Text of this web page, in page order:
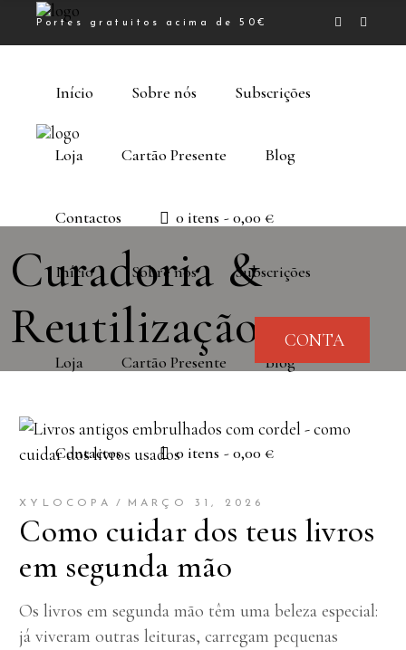
Portes gratuitos acima de 50€
Início Sobre nós Subscrições
Loja Cartão Presente Blog
Contactos 0 itens 0,00 €
CONTA
Início Sobre nós Subscrições
Loja Cartão Presente Blog
Contactos 0 itens 0,00 €
Curadoria &
Reutilização
XYLOCOPA MARÇO 31, 2026
Como cuidar dos teus livros
em segunda mão
Os livros em segunda mão têm uma beleza especial:
já viveram outras leituras, carregam pequenas